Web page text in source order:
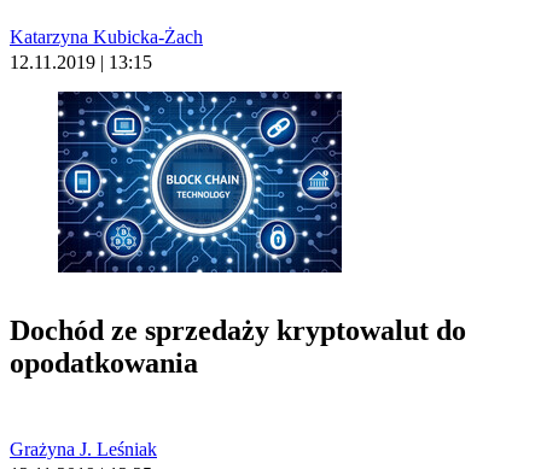
Katarzyna Kubicka-Żach
12.11.2019 | 13:15
Dochód ze sprzedaży kryptowalut do
opodatkowania
Grażyna J. Leśniak